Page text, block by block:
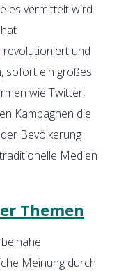
es vermittelt wird.
revolutioniert und
sofort ein großes
wie Twitter,
Kampagnen die
Bevölkerung
Medien
Themen
Meinung durch